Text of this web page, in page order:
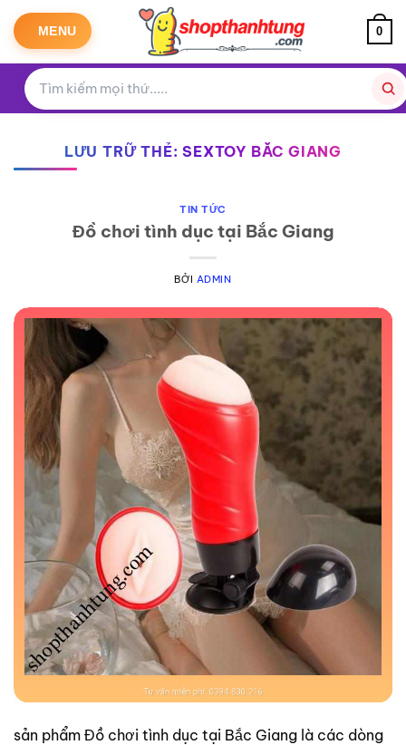
qua
dung
MENU 0
LƯU TRỮ THẺ:SEXTOY BẮC GIANG
TIN TỨC
Đồ chơi tình dục tại Bắc Giang
BỞI ADMIN
sản phẩm Đồ chơi tình dục tại Bắc Giang là các dòng